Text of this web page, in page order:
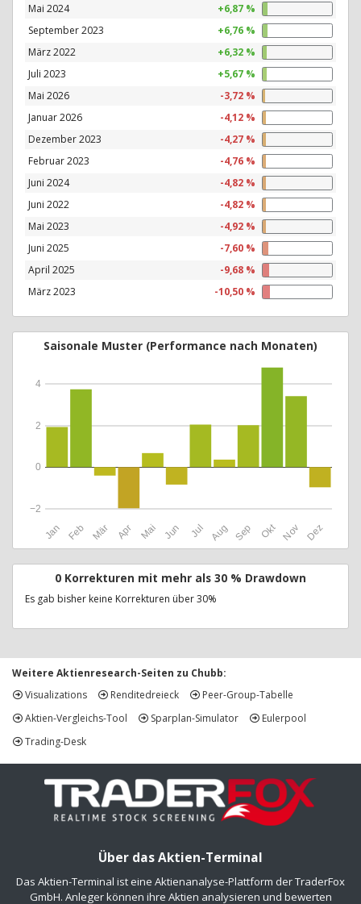
Mai 2024
+6,87 %
September 2023
+6,76 %
März 2022
+6,32 %
Juli 2023
+5,67 %
Mai 2026
-3,72 %
Januar 2026
-4,12 %
Dezember 2023
-4,27 %
Februar 2023
-4,76 %
Juni 2024
-4,82 %
Juni 2022
-4,82 %
Mai 2023
-4,92 %
Juni 2025
-7,60 %
April 2025
-9,68 %
März 2023
-10,50 %
Saisonale Muster (Performance nach Monaten)
Jan Feb Mär Apr Mai Jun Jul Aug Sep Okt Nov Dez
−2
0
2
4
0 Korrekturen mit mehr als 30 % Drawdown
Es gab bisher keine Korrekturen über 30%
Weitere Aktienresearch-Seiten zu Chubb:
Visualizations
Renditedreieck
Peer-Group-Tabelle
Aktien-Vergleichs-Tool
Sparplan-Simulator
Eulerpool
Trading-Desk
Über das Aktien-Terminal
Das Aktien-Terminal ist eine Aktienanalyse-Plattform der TraderFox
GmbH. Anleger können ihre Aktien analysieren und bewerten